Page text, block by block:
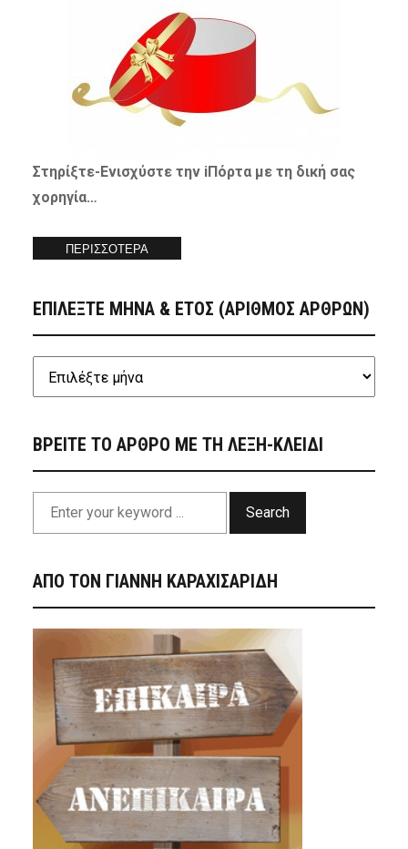
Στηρίξτε-Ενισχύστετην iΠόρτα με τη δική σας
χορηγία…
ΠΕΡΙΣΣΟΤΕΡΑ
ΕΠΙΛΕΞΤΕ ΜΗΝΑ & ΕΤΟΣ (ΑΡΙΘΜΟΣ ΑΡΘΡΩΝ)
ΒΡΕΙΤΕ ΤΟ ΑΡΘΡΟ ΜΕ ΤΗ ΛΕΞΗ-ΚΛΕΙΔΙ
Search
ΑΠΟ ΤΟΝ ΓΙΑΝΝΗ ΚΑΡΑΧΙΣΑΡΙΔΗ